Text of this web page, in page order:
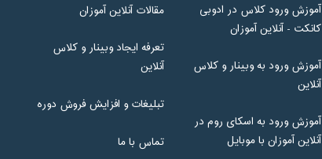
سه شنبه، 17 فروردین 1400 / ساعت: 13:00 - 16:00
چهارشنبه، 18 فروردین 1400 / ساعت: 20:00 - 21:30
آموزش ورود کلاس در ادوبی
کانکت - آنلاین آموزان
آموزش ورود به وبینار و کلاس
آنلاین
آموزش ورود به اسکای روم در
آنلاین آموزان با موبایل
مقالات آنلاین آموزان
تعرفه ایجاد وبینار و کلاس
آنلاین
تبلیغات و افزایش فروش دوره
تماس با ما